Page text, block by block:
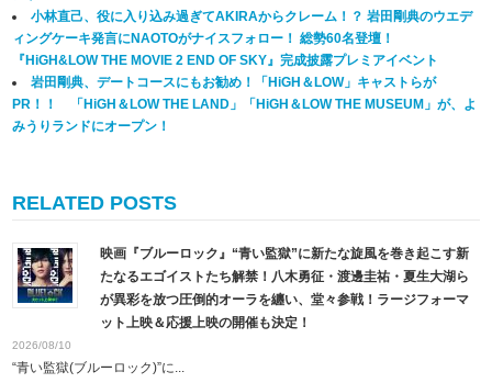
小林直己、役に入り込み過ぎてAKIRAからクレーム！？ 岩田剛典のウエデ
ィングケーキ発言にNAOTOがナイスフォロー！ 総勢60名登壇！
『HiGH&LOW THE MOVIE 2 END OF SKY』完成披露プレミアイベント
岩田剛典、デートコースにもお勧め！「HiGH＆LOW」キャストらが
PR！！ 「HiGH＆LOW THE LAND」「HiGH＆LOW THE MUSEUM」が、よ
みうりランドにオープン！
RELATED POSTS
映画『ブルーロック』“青い監獄”に新たな旋風を巻き起こす新
たなるエゴイストたち解禁！八木勇征・渡邊圭祐・夏生大湖ら
が異彩を放つ圧倒的オーラを纏い、堂々参戦！ラージフォーマ
ット上映＆応援上映の開催も決定！
2026/08/10
“青い監獄(ブルーロック)”に...